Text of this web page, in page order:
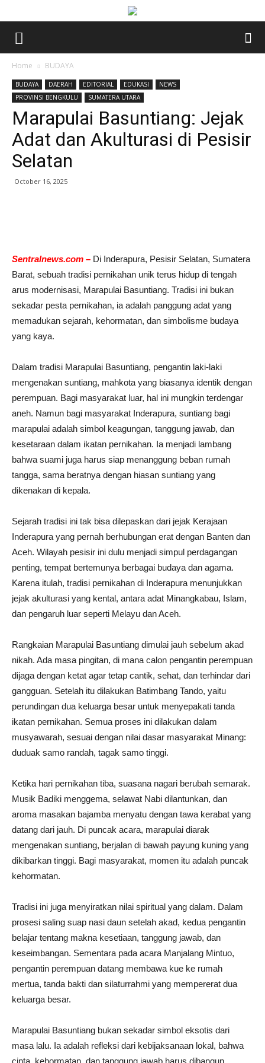
Home BUDAYA
BUDAYA DAERAH EDITORIAL EDUKASI
NEWS
PROVINSI BENGKULU
SUMATERA UTARA
Marapulai Basuntiang: Jejak
Adat dan Akulturasi di Pesisir
Selatan
October 16, 2025
Sentralnews.com – Di Inderapura, Pesisir Selatan, Sumatera
Barat, sebuah tradisi pernikahan unik terus hidup di tengah
arus modernisasi, Marapulai Basuntiang. Tradisi ini bukan
sekadar pesta pernikahan, ia adalah panggung adat yang
memadukan sejarah, kehormatan, dan simbolisme budaya
yang kaya.
Dalam tradisi Marapulai Basuntiang, pengantin laki-laki
mengenakan suntiang, mahkota yang biasanya identik dengan
perempuan. Bagi masyarakat luar, hal ini mungkin terdengar
aneh. Namun bagi masyarakat Inderapura, suntiang bagi
marapulai adalah simbol keagungan, tanggung jawab, dan
kesetaraan dalam ikatan pernikahan. Ia menjadi lambang
bahwa suami juga harus siap menanggung beban rumah
tangga, sama beratnya dengan hiasan suntiang yang
dikenakan di kepala.
Sejarah tradisi ini tak bisa dilepaskan dari jejak Kerajaan
Inderapura yang pernah berhubungan erat dengan Banten dan
Aceh. Wilayah pesisir ini dulu menjadi simpul perdagangan
penting, tempat bertemunya berbagai budaya dan agama.
Karena itulah, tradisi pernikahan di Inderapura menunjukkan
jejak akulturasi yang kental, antara adat Minangkabau, Islam,
dan pengaruh luar seperti Melayu dan Aceh.
Rangkaian Marapulai Basuntiang dimulai jauh sebelum akad
nikah. Ada masa pingitan, di mana calon pengantin perempuan
dijaga dengan ketat agar tetap cantik, sehat, dan terhindar dari
gangguan. Setelah itu dilakukan Batimbang Tando, yaitu
perundingan dua keluarga besar untuk menyepakati tanda
ikatan pernikahan. Semua proses ini dilakukan dalam
musyawarah, sesuai dengan nilai dasar masyarakat Minang:
duduak samo randah, tagak samo tinggi.
Ketika hari pernikahan tiba, suasana nagari berubah semarak.
Musik Badiki menggema, selawat Nabi dilantunkan, dan
aroma masakan bajamba menyatu dengan tawa kerabat yang
datang dari jauh. Di puncak acara, marapulai diarak
mengenakan suntiang, berjalan di bawah payung kuning yang
dikibarkan tinggi. Bagi masyarakat, momen itu adalah puncak
kehormatan.
Tradisi ini juga menyiratkan nilai spiritual yang dalam. Dalam
prosesi saling suap nasi daun setelah akad, kedua pengantin
belajar tentang makna kesetiaan, tanggung jawab, dan
keseimbangan. Sementara pada acara Manjalang Mintuo,
pengantin perempuan datang membawa kue ke rumah
mertua, tanda bakti dan silaturrahmi yang mempererat dua
keluarga besar.
Marapulai Basuntiang bukan sekadar simbol eksotis dari
masa lalu. Ia adalah refleksi dari kebijaksanaan lokal, bahwa
cinta, kehormatan, dan tanggung jawab harus dibangun